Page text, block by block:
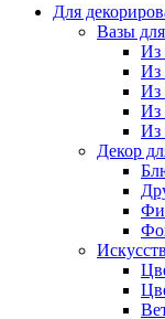
Для
Вазы
Из
Из
Из
Из
Из
Декор